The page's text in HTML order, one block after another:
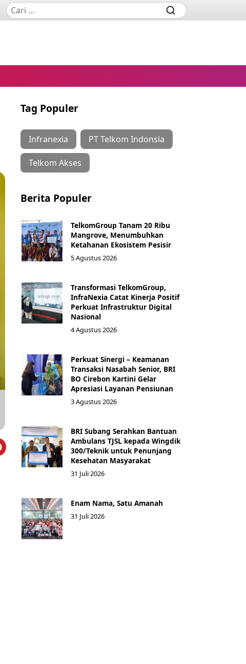
Tag Populer
Infranexia PT Telkom Indonsia
Telkom Akses
Berita Populer
TelkomGroup Tanam 20 Ribu
Mangrove, Menumbuhkan
Ketahanan Ekosistem Pesisir
5 Agustus 2026
Transformasi TelkomGroup,
InfraNexia Catat Kinerja Positif
Perkuat Infrastruktur Digital
Nasional
4 Agustus 2026
Perkuat Sinergi – Keamanan
Transaksi Nasabah Senior, BRI
BO Cirebon Kartini Gelar
Apresiasi Layanan Pensiunan
3 Agustus 2026
BRI Subang Serahkan Bantuan
Ambulans TJSL kepada Wingdik
300/Teknik untuk Penunjang
Kesehatan Masyarakat ​
31 Juli 2026
Enam Nama, Satu Amanah
31 Juli 2026